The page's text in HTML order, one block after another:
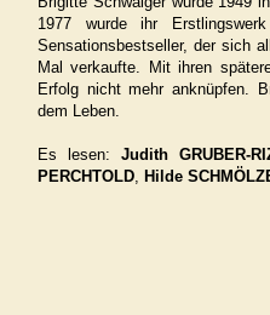
1977 wurde ihr
Sensationsbestseller, der sich
Mal verkaufte. Mit ihren
Erfolg nicht mehr anknüpfen.
dem Leben.
Es lesen: Judith GRUBER-
PERCHTOLD, Hilde